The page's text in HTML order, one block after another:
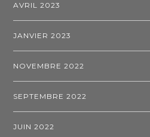
AVRIL 2023
JANVIER 2023
NOVEMBRE 2022
SEPTEMBRE 2022
JUIN 2022